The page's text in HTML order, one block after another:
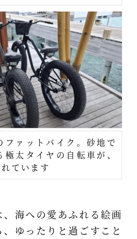
ファットバイク。砂地で
極太タイヤの自転車が、
ています
海への愛あふれる絵画
ゆったりと過ごすこと